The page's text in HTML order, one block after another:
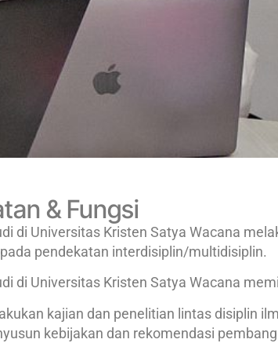
& Fungsi
di Universitas Kristen Satya Wacana
pendekatan interdisiplin/multidisiplin.
di Universitas Kristen Satya Wacana
kajian dan penelitian lintas disiplin
kebijakan dan rekomendasi